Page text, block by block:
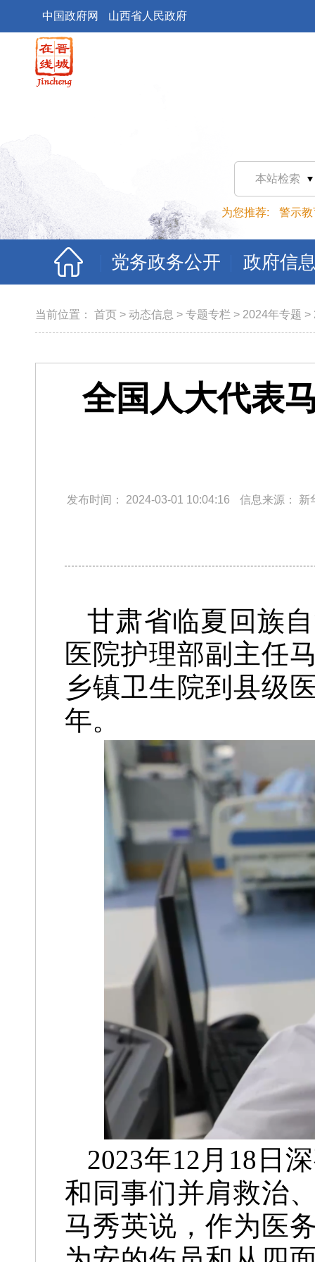
中国政府网 山西省人民政府
本站检索
为您推荐: 警示教
党务政务公开 政府信
当前位置： 首页 > 动态信息 > 专题专栏 > 2024年专题 >
全国人大代表
发布时间： 2024-03-01 10:04:16 信息来源： 新
甘肃省临夏回族
医院护理部副主任
乡镇卫生院到县级
年。
2023年12月18日
和同事们并肩救治
马秀英说，作为医